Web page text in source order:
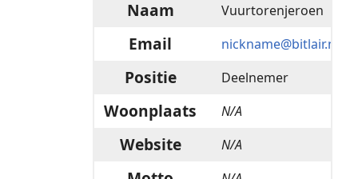
Naam Vuurtorenjeroen
Email nickname@bitlair.nl
Positie Deelnemer
Woonplaats N/A
Website N/A